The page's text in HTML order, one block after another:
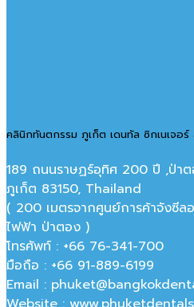
คลินิกทันตกรรม ภูเก็ต เดนทัล ซิกเนเจอร์
189 ถนนราษฏร์อุทิศ 200 ปี ,ป่าต
ภูเก็ต 83150, Thailand
( 200 เมตรจากศูนย์การค้าจังซี
ไฟฟ้า ป่าตอง )
โทรศัพท์ : +66 76-341-700
มือถือ : +66 91-889-6199
Email :